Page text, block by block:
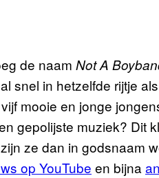
de naam Not A
snel in hetzelfde rijtje
mooie en jonge
gepolijste muziek? Dit
ze dan in godsnaam
op YouTube en bijna